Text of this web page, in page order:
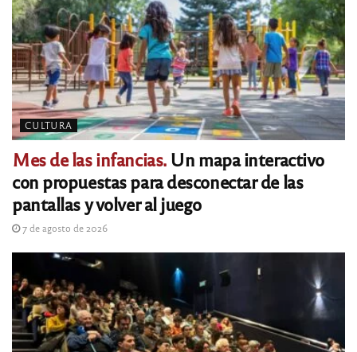
CULTURA
Mes de las infancias.Un mapa interactivo
con propuestas para desconectar de las
pantallas y volver al juego
7 de agosto de 2026